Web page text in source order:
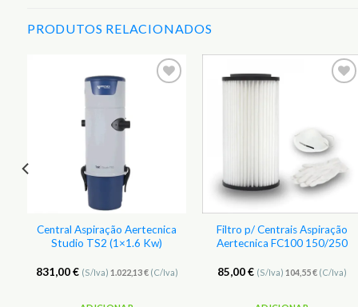
PRODUTOS RELACIONADOS
Central Aspiração Aertecnica
Studio TS2 (1×1.6 Kw)
831,00€ (S/Iva) 1.022,13€(C/Iva)
Filtro p/ Centrais Aspiração
Aertecnica FC100 150/250
85,00€ (S/Iva) 104,55€(C/Iva)